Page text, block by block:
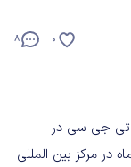
8 0
تی جی سی در
در مرکز بین المللی